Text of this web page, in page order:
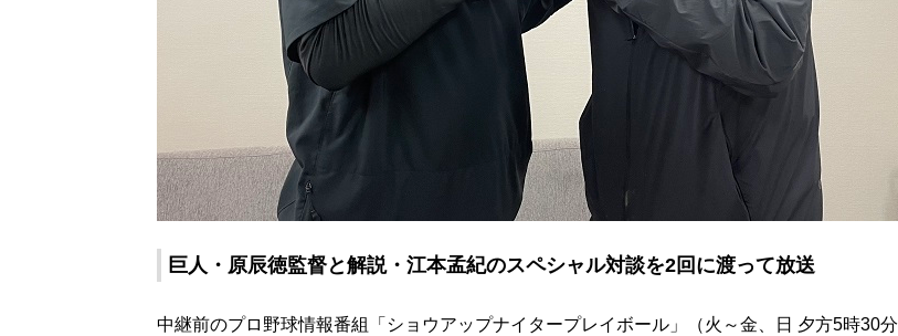
巨人・原辰徳監督と解説・江本孟紀のスペシャル対談を2回に渡って放送
中継前のプロ野球情報番組「ショウアップナイタープレイボール」（火～金、日 夕方5時30分